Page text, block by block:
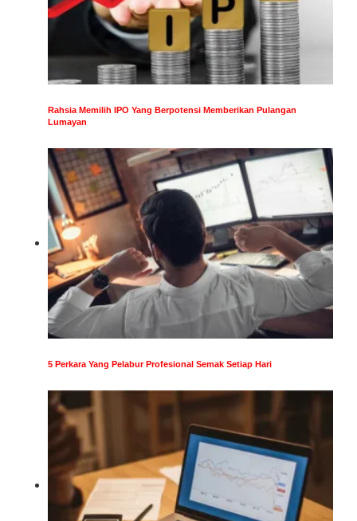
Rahsia Memilih IPO Yang Berpotensi Memberikan Pulangan
Lumayan
5 Perkara Yang Pelabur Profesional Semak Setiap Hari